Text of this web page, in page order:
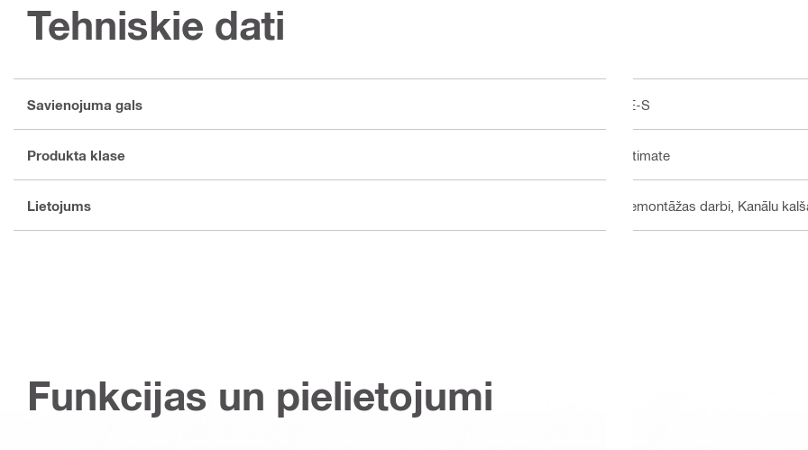
Tehniskie dati
Savienojuma gals TE-S
Produkta klase Ultimate
Lietojums Demontāžas darbi, Kanālu
Funkcijas un pielietojumi